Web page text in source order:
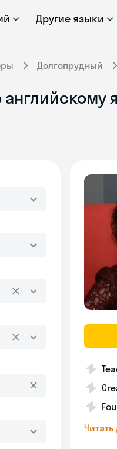
Другие языки
Долгопрудный